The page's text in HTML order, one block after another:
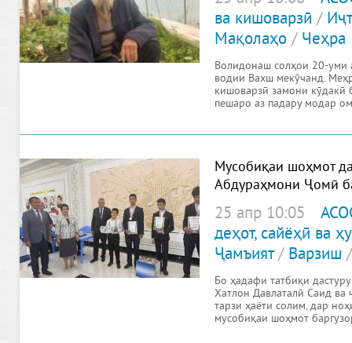
ва кишоварзӣ /
Мақолаҳо/ Чеҳра
Волидонаш солҳои 20-уми
водии Вахш мекӯчанд.
кишоварзӣ замони кӯдакӣ
пешаро аз падару модар
Мусобиқаи шоҳмот
Абдураҳмони Ҷомӣ
25 апр 10:05
деҳот, сайёҳӣ ва
Ҷамъият/ Варзиш
Бо ҳадафи татбиқи
Хатлон Давлаталӣ Саид
тарзи ҳаёти солим, дар
мусобиқаи шоҳмот